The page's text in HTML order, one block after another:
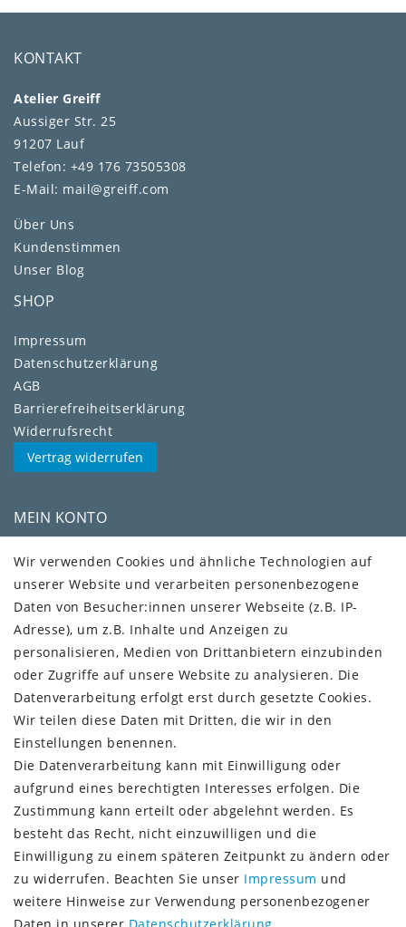
KONTAKT
Atelier Greiff
Aussiger Str. 25
91207 Lauf
Telefon: +49 176 73505308
E-Mail: mail@greiff.com
Über Uns
Kundenstimmen
Unser Blog
SHOP
Impressum
Daten­schutz­erklärung
AGB
Barrierefreiheitserklärung
Widerrufs­recht
Vertrag widerrufen
MEIN KONTO
Kundenkonto
VERSAND + SERVICE
Versandinformationen
Rückgabeinformationen
Zahlungsinformationen
Vorkasse (3% Rabatt)
Paypal
Kauf auf Rechnung (Paypalservice)
Lastschrift (Paypalservice)
Kreditkarte (Paypalservice)
SOCIAL MEDIA
Wir verwenden Cookies und ähnliche Technologien auf
unserer Website und verarbeiten personenbezogene
Daten von Besucher:innen unserer Webseite (z.B. IP-
Adresse), um z.B. Inhalte und Anzeigen zu
personalisieren, Medien von Drittanbietern einzubinden
oder Zugriffe auf unsere Website zu analysieren. Die
Datenverarbeitung erfolgt erst durch gesetzte Cookies.
Wir teilen diese Daten mit Dritten, die wir in den
Einstellungen benennen.
Die Datenverarbeitung kann mit Einwilligung oder
aufgrund eines berechtigten Interesses erfolgen. Die
Zustimmung kann erteilt oder abgelehnt werden. Es
besteht das Recht, nicht einzuwilligen und die
Einwilligung zu einem späteren Zeitpunkt zu ändern oder
zu widerrufen. Beachten Sie unser Impressum und
weitere Hinweise zur Verwendung personenbezogener